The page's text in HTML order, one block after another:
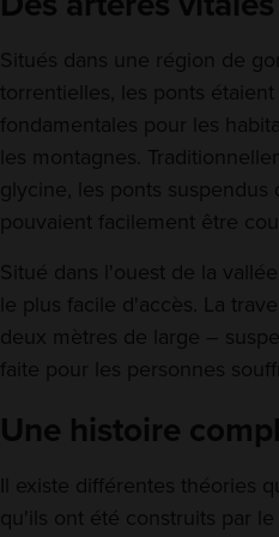
Situés dans une région de
torrentielles, les ponts
fondamentales pour les
les montagnes.
glycine, les ponts
pouvaient facilement être
Situé dans l'ouest de la
le plus facile d'accès. La
deux mètres de large –
faite pour les personnes
Une histoire
Il existe différentes théories
qu'ils ont été construits par